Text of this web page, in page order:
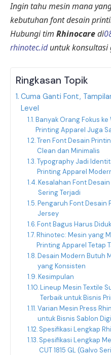
Ingin tahu mesin mana
kebutuhan font desain
Hubungi tim Rhinocaredi
rhinotec.iduntuk konsultasi
Ringkasan Topik
Cuma Ganti Font,
Level
Banyak Orang Fokus
Printing Apparel Juga
Tren Font Desain
Clean dan Minimalis
Typography Jadi
Printing Apparel
Kesalahan Font
Sering Terjadi
Pengaruh Font Desain
Jersey
Font Bagus Harus
Rhinotec: Mesin yang
Printing Apparel Tetap
Desain Modern Butuh
yang Konsisten
Kesimpulan
Lineup Mesin Textile
Terbaik untuk Bisnis
Varian Mesin Press
untuk Bisnis Sablon
Spesifikasi Lengkap
Spesifikasi Lengkap
CUT 1815 GL (Galvo